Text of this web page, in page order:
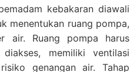
kebakaran diawali
menentukan ruang pompa,
air. Ruang pompa harus
memiliki ventilasi
genangan air. Tahap